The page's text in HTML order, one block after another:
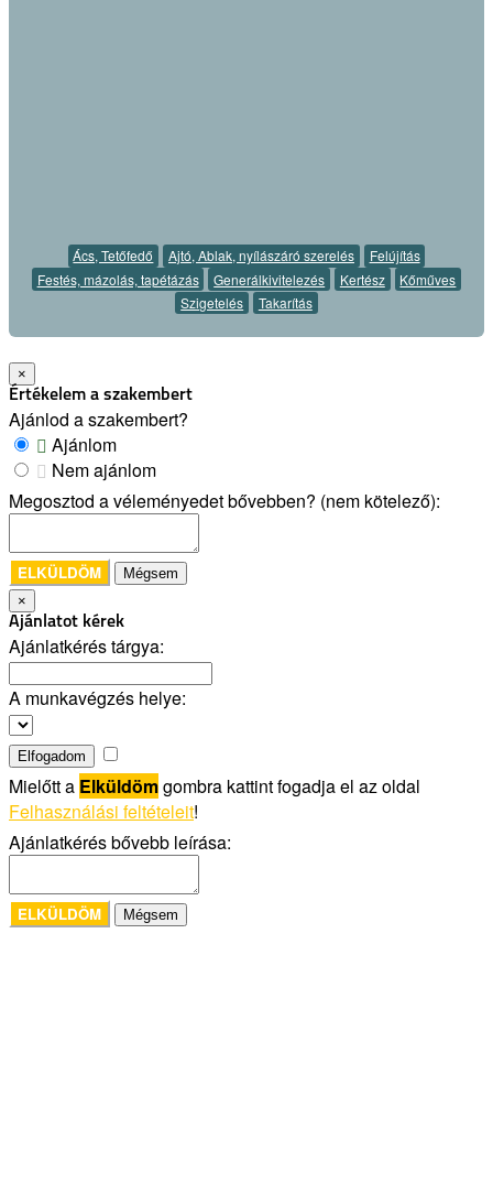
Ács, Tetőfedő Ajtó, Ablak, nyílászáró szerelés
Felújítás
Festés, mázolás, tapétázás
Generálkivitelezés Kertész
Kőműves
Szigetelés
Takarítás
×
Értékelem a szakembert
Ajánlod a szakembert?
Ajánlom
Nem ajánlom
Megosztod a véleményedet bővebben? (nem kötelező):
ELKÜLDÖM
Mégsem
×
Ajánlatot kérek
Ajánlatkérés tárgya:
A munkavégzés helye:
Elfogadom
Mielőtt a Elküldömgombra kattint fogadja el az oldal
Felhasználási feltételeit!
Ajánlatkérés bővebb leírása:
ELKÜLDÖM Mégsem